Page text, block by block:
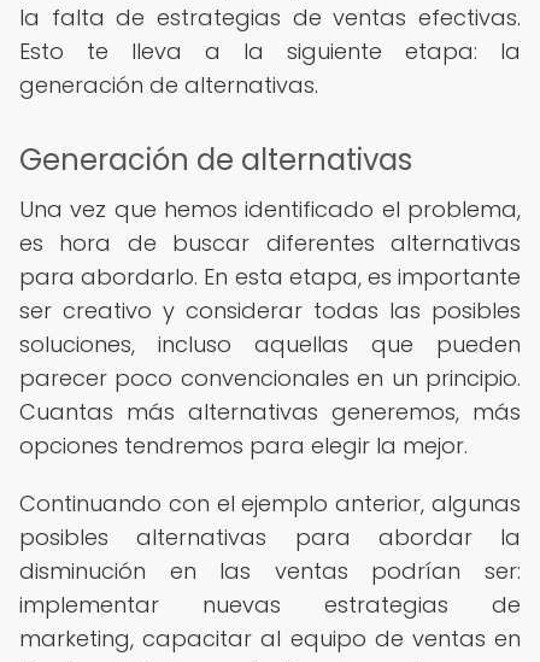
la falta de estrategias de ventas efectivas.
Esto te lleva a la siguiente etapa: la
generación de alternativas.
Generación de alternativas
Una vez que hemos identificado el problema,
es hora de buscar diferentes alternativas
para abordarlo. En esta etapa, es importante
ser creativo y considerar todas las posibles
soluciones, incluso aquellas que pueden
parecer poco convencionales en un principio.
Cuantas más alternativas generemos, más
opciones tendremos para elegir la mejor.
Continuando con el ejemplo anterior, algunas
posibles alternativas para abordar la
disminución en las ventas podrían ser:
implementar nuevas estrategias de
marketing, capacitar al equipo de ventas en